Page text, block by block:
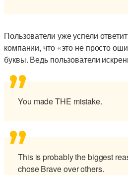
Пользователи уже успели
компании, что «это не просто
буквы. Ведь пользователи
You made THE mistake.
This is probably the biggest
chose Brave over others.